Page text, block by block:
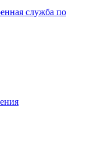
служба по